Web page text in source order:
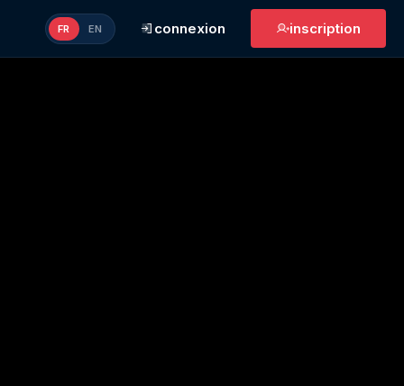
FR EN connexion inscription